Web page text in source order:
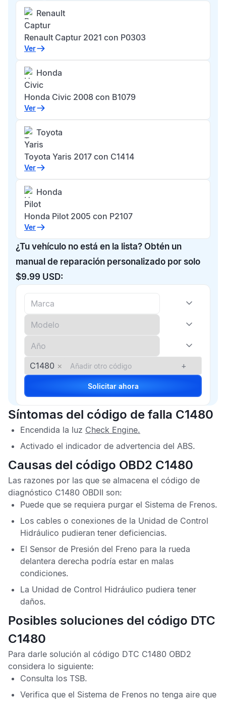
Renault
Captur
Renault Captur 2021 con P0303
Ver
Honda
Civic
Honda Civic 2008 con B1079
Ver
Toyota
Yaris
Toyota Yaris 2017 con C1414
Ver
Honda
Pilot
Honda Pilot 2005 con P2107
Ver
¿Tu vehículo no está en la lista? Obtén un
manual de reparación personalizado por solo
$9.99 USD:
C1480 × +
Solicitar ahora
Síntomas del código de falla C1480
Encendida la luz Check Engine.
Activado el indicador de advertencia del ABS.
Causas del código OBD2 C1480
Las razones por las que se almacena el código de
diagnóstico C1480 OBDII son:
Puede que se requiera purgar el Sistema de Frenos.
Los cables o conexiones de la Unidad de Control
Hidráulico pudieran tener deficiencias.
El Sensor de Presión del Freno para la rueda
delantera derecha podría estar en malas
condiciones.
La Unidad de Control Hidráulico pudiera tener
daños.
Posibles soluciones del código DTC
C1480
Para darle solución al código DTC C1480 OBD2
considera lo siguiente:
Consulta los TSB.
Verifica que el Sistema de Frenos no tenga aire que